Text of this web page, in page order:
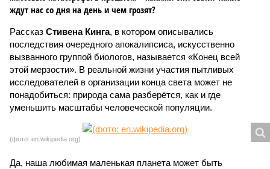
ждут нас со дня на день и чем грозят?
Рассказ Стивена Кинга, в котором описывались
последствия очередного апокалипсиса, искусственно
вызванного группой биологов, называется «Конец всей
этой мерзости». В реальной жизни участия пытливых
исследователей в организации конца света может не
понадобиться: природа сама разберётся, как и где
уменьшить масштабы человеческой популяции.
(фото: en.wikipedia.org)
Да, наша любимая маленькая планета может быть